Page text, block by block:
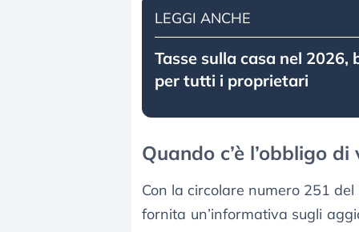
LEGGI ANCHE
Tasse sulla casa nel
per tutti i proprietari
Quando c’è l’obbligo
Con la circolare numero 251
fornita un’informativa sugli